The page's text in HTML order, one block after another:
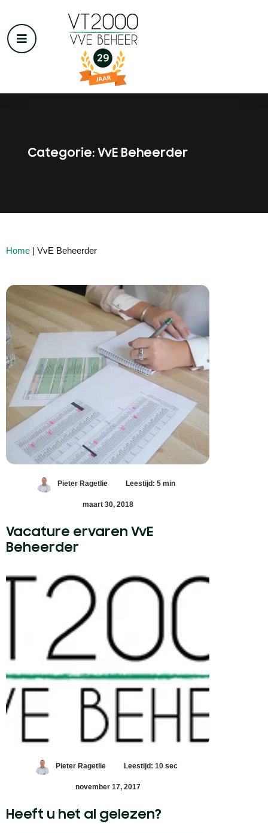
Categorie: VvE Beheerder
Home | VvE Beheerder
Pieter Ragetlie Leestijd: 5 min
maart 30, 2018
Vacature ervaren VvE
Beheerder
Pieter Ragetlie Leestijd: 10 sec
november 17, 2017
Heeft u het al gelezen?